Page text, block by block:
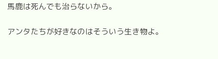
馬鹿は死んでも治らないから。
アンタたちが好きなのはそういう生き物よ。